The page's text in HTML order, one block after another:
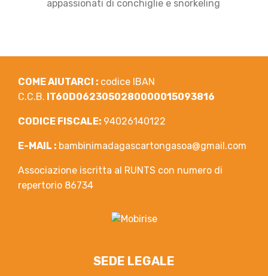
appassionati di conchiglie e snorkeling
COME AIUTARCI : codice IBAN
C.C.B. IT60D0623050280000015093816
CODICE FISCALE: 94026140122
E-MAIL : bambinimadagascartongasoa@gmail.com
Associazione iscritta al RUNTS con numero di
repertorio 86734
SEDE LEGALE